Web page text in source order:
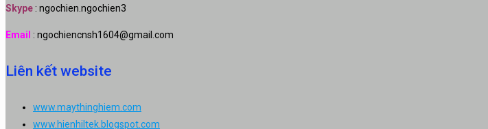
Skype : ngochien.ngochien3
Email : ngochiencnsh1604@gmail.com
Liên kết website
www.maythinghiem.com
www.hienhiltek.blogspot.com